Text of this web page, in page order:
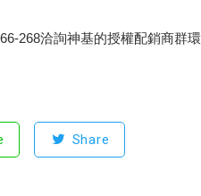
268洽詢神基的授權配銷商群
Share